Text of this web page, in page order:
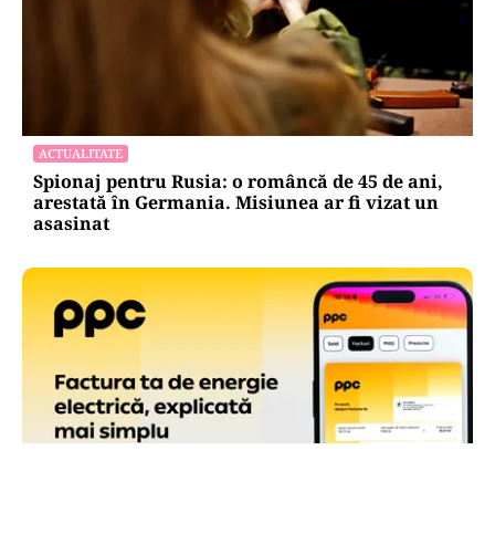
ACTUALITATE
Spionaj pentru Rusia: o româncă de 45 de ani,
arestată în Germania. Misiunea ar fi vizat un
asasinat